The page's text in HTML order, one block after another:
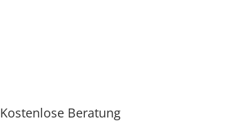
Kostenlose Beratung